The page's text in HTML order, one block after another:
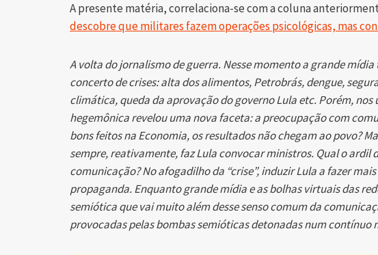
A presente matéria, correlaciona-se com a coluna
descobre que militares fazem operações psicológicas, mas
A volta do jornalismo de guerra. Nesse momento a grande
concerto de crises: alta dos alimentos, Petrobrás, dengue,
climática, queda da aprovação do governo Lula etc. Porém,
hegemônica revelou uma nova faceta: a preocupação com
bons feitos na Economia, os resultados não chegam ao povo?
sempre, reativamente, faz Lula convocar ministros. Qual o ardil
comunicação? No afogadilho da “crise”, induzir Lula a fazer
propaganda. Enquanto grande mídia e as bolhas virtuais das
semiótica que vai muito além desse senso comum da
provocadas pelas bombas semióticas detonadas num